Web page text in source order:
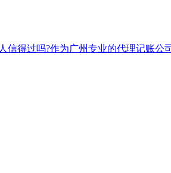
得过吗?作为广州专业的代理记账